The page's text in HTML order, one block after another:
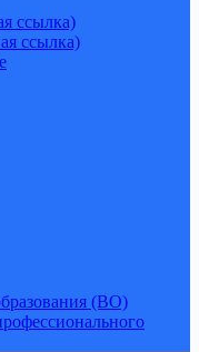
ссылка)
ссылка)
(ВО)